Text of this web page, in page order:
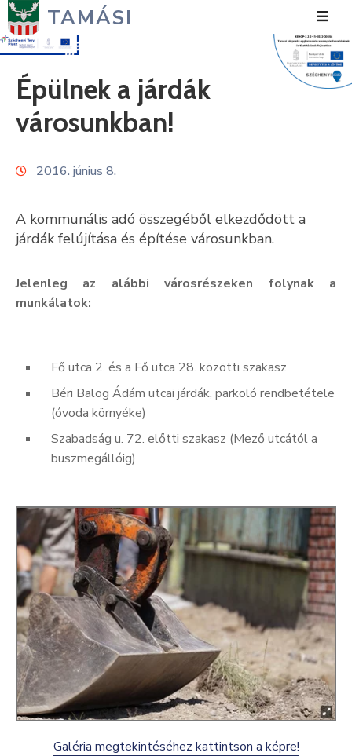
TAMÁSI
Hírek
Városunk
Polgármesteri
Közérdekű
Fejlesztések
Kultúra
Keresés
Épülnek a járdák
városunkban!
2016. június 8.
A kommunális adó összegéből elkezdődött a
járdák felújítása és építése városunkban.
Jelenleg az alábbi városrészeken folynak a
munkálatok:
Fő utca 2. és a Fő utca 28. közötti szakasz
Béri Balog Ádám utcai járdák, parkoló rendbetétele
(óvoda környéke)
Szabadság u. 72. előtti szakasz (Mező utcától a
buszmegállóig)
Galéria megtekintéséhez kattintson a képre!